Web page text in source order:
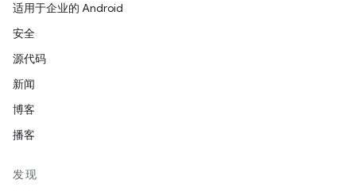
适用于企业的 Android
安全
源代码
新闻
博客
播客
发现